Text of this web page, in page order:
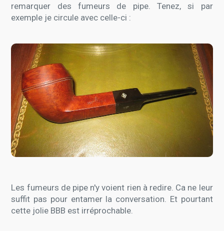
remarquer des fumeurs de pipe. Tenez, si par
exemple je circule avec celle-ci :
Les fumeurs de pipe n'y voient rien à redire. Ca ne leur
suffit pas pour entamer la conversation. Et pourtant
cette jolie BBB est irréprochable.